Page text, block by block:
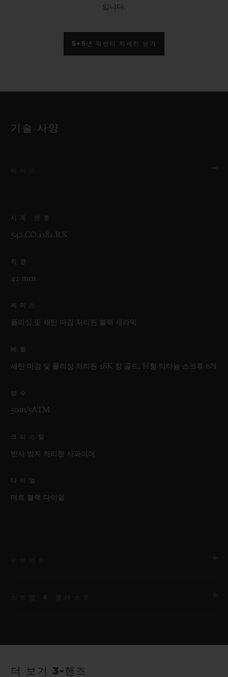
입니다.
5+5년 워런티 자세히 보기
기술 사양
시계 번호
542.CO.1181.RX
직경
42 mm
케이스
폴리싱 및 새틴 마감 처리된 블랙 세라믹
베젤
새틴 마감 및 폴리싱 처리된 18K 킹 골드, H형 티타늄 스크류 6개
방수
50m/5ATM
크리스탈
반사 방지 처리한 사파이어
다이얼
매트 블랙 다이얼
약 48시간
스트랩
더 보기 3-핸즈